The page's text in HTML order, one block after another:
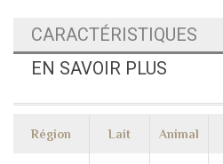
CARACTÉRISTIQUES
EN SAVOIR PLUS
Région Lait Animal